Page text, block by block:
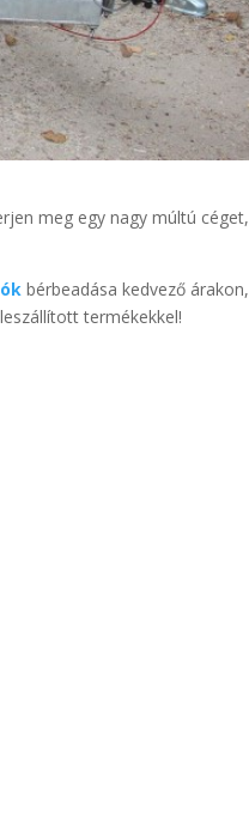
meg egy nagy múltú céget,
bérbeadása kedvező árakon,
termékekkel!